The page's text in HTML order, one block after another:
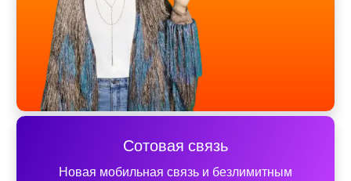
Сотовая связь
Новая мобильная связь и безлимитным